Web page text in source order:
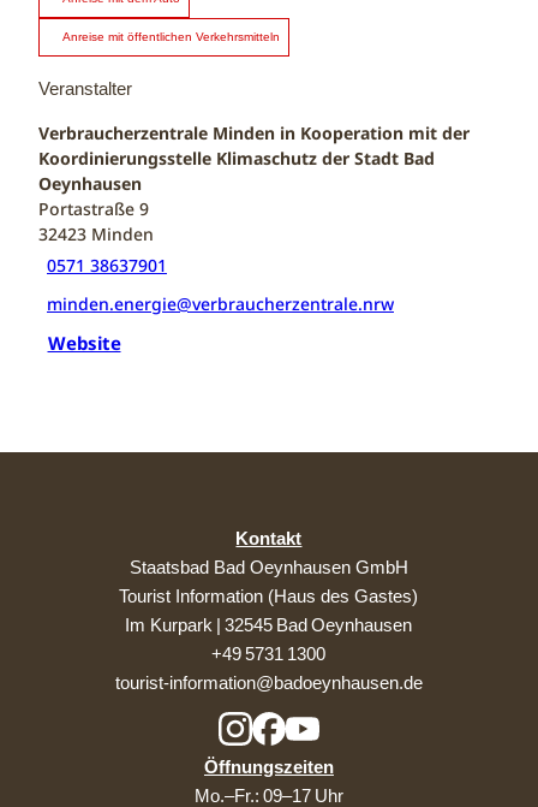
Anreise mit öffentlichen Verkehrsmitteln
Veranstalter
Verbraucherzentrale Minden in Kooperation mit der
Koordinierungsstelle Klimaschutz der Stadt Bad
Oeynhausen
Portastraße 9
32423 Minden
0571 38637901
minden.energie@verbraucherzentrale.nrw
Website
Kontakt
Staatsbad Bad Oeynhausen GmbH
Tourist Information (Haus des Gastes)
Im Kurpark | 32545 Bad Oeynhausen
+49 5731 1300
tourist-information@badoeynhausen.de
Öffnungszeiten
Mo.–Fr.: 09–17 Uhr